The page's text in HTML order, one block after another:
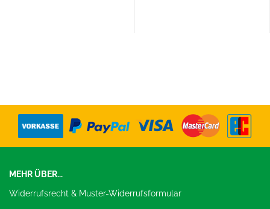
MEHR ÜBER...
Widerrufsrecht & Muster-Widerrufsformular